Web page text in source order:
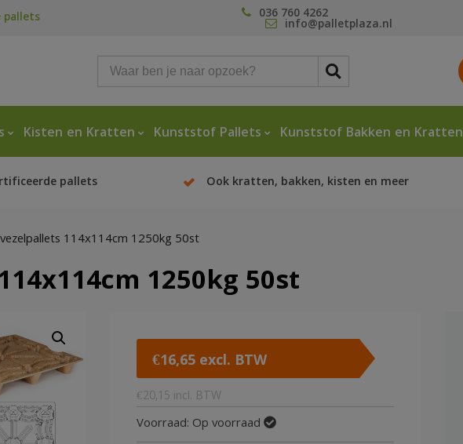
pallets 036 760 4262
info@palletplaza.nl
Kisten en Kratten Kunststof Pallets Kunststof Bakken en Kratten
pallets Ook kratten, bakken, kisten en meer
114x114cm 1250kg 50st
1250kg 50st
€16,65excl. BTW
€ 20,15 incl. BTW
Voorraad: Op voorraad